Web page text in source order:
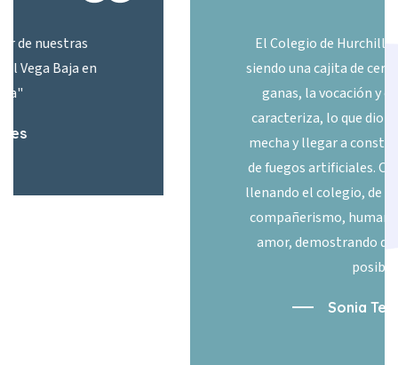
El Colegio de Hurchillo, inicio su camino
siendo una cajita de cerillas, abundaban las
ganas, la vocación y esa magia que les
caracteriza, lo que dio lugar a encender la
mecha y llegar a construir un gran castillo
de fuegos artificiales. Cada estallido ha ido
llenando el colegio, de ilusión, aprendizaje,
compañerismo, humanidad éxito y mucho
amor, demostrando que otra escuela es